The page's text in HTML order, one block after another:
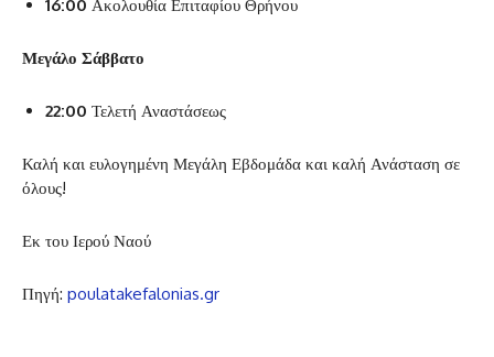
16:00 Ακολουθία Επιταφίου Θρήνου
Μεγάλο Σάββατο
22:00 Τελετή Αναστάσεως
Καλή και ευλογημένη Μεγάλη Εβδομάδα και καλή Ανάσταση σε
όλους!
Εκ του Ιερού Ναού
Πηγή: poulatakefalonias.gr